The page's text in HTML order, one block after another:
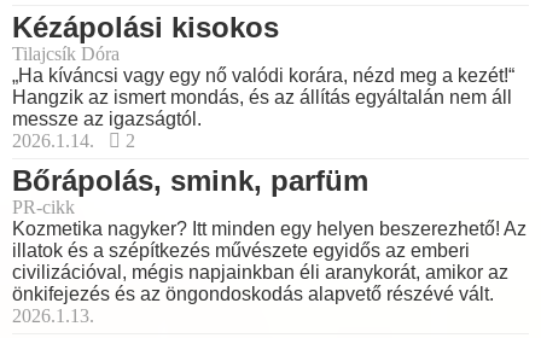
Kézápolási kisokos
Tilajcsík Dóra
„Ha kíváncsi vagy egy nő valódi korára, nézd meg a kezét!“
Hangzik az ismert mondás, és az állítás egyáltalán nem áll
messze az igazságtól.
2026.1.14.
2
Bőrápolás, smink, parfüm
PR-cikk
Kozmetika nagyker? Itt minden egy helyen beszerezhető! Az
illatok és a szépítkezés művészete egyidős az emberi
civilizációval, mégis napjainkban éli aranykorát, amikor az
önkifejezés és az öngondoskodás alapvető részévé vált.
2026.1.13.